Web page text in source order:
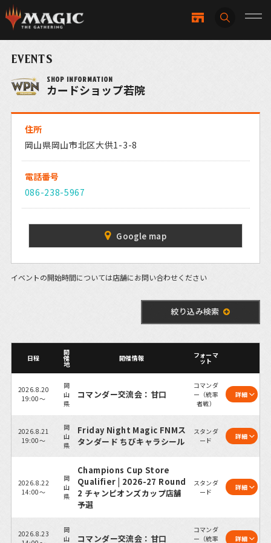
EVENTS
SHOP INFORMATION
カードショップ若院
住所
岡山県岡山市北区大供1-3-8
電話番号
086-238-5967
Google map
イベントの開始時間については店舗にお問い合わせください
絞り込み検索
日程
開
催
地
開催情報 フォーマ
ット
2026.8.20
19:00～
岡
山
県
コマンダー交流会：甘口
コマンダ
ー（統率
者戦）
詳細
2026.8.21
19:00～
岡
山
県
Friday Night Magic FNMス
タンダード ちびキャラシール
スタンダ
ード
詳細
2026.8.22
14:00～
岡
山
県
Champions Cup Store
Qualifier | 2026-27 Round
2 チャンピオンズカップ店舗
予選
スタンダ
ード
詳細
2026.8.23
岡
山
コマンダー交流会：甘口
コマンダ
ー（統率
詳細